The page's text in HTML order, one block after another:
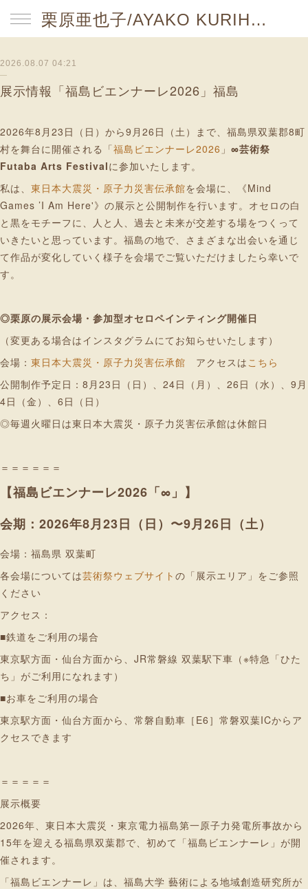
栗原亜也子/AYAKO KURIHARA website
2026.08.07 04:21
展示情報「福島ビエンナーレ2026」福島
2026年8月23日（日）から9月26日（土）まで、福島県双葉郡8町
村を舞台に開催される「福島ビエンナーレ2026 」 ∞芸術祭
Futaba Arts Festivalに参加いたします。
私は、 東日本大震災・原子力災害伝承館を会場に、《Mind
Games ’I Am Here'》の展示と公開制作を行います。オセロの白
と黒をモチーフに、人と人、過去と未来が交差する場をつくって
いきたいと思っています。福島の地で、さまざまな出会いを通じ
て作品が変化していく様子を会場でご覧いただけましたら幸いで
す。
◎栗原の展示会場・参加型オセロペインティング開催日
（変更ある場合はインスタグラムにてお知らせいたします）
会場： 東日本大震災・原子力災害伝承館 アクセスはこちら
公開制作予定日：8月23日（日）、24日（月）、26日（水）、9月
4日（金）、6日（日）
◎毎週火曜日は東日本大震災・原子力災害伝承館は休館日
＝＝＝＝＝＝
【福島ビエンナーレ2026「∞」】
会期：2026年8月23日（日）〜9月26日（土）
会場：福島県 双葉町
各会場については芸術祭ウェブサイト の「展示エリア」をご参照
ください
アクセス：
■鉄道をご利用の場合
東京駅方面・仙台方面から、JR常磐線 双葉駅下車（※特急「ひた
ち」がご利用になれます）
■お車をご利用の場合
東京駅方面・仙台方面から、常磐自動車［E6］常磐双葉ICからア
クセスできます
＝＝＝＝＝
展示概要
2026年、東日本大震災・東京電力福島第一原子力発電所事故から
15年を迎える福島県双葉郡で、初めて「福島ビエンナーレ」が開
催されます。
「福島ビエンナーレ」は、福島大学 藝術による地域創造研究所が